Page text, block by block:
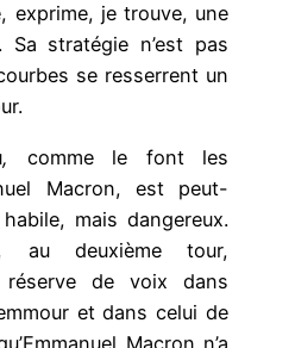
exprime, je trouve, une
Sa stratégie n’est pas
se resserrent un
, comme le font les
Macron, est peut-
mais dangereux.
au deuxième tour,
réserve de voix dans
et dans celui de
Macron n’a